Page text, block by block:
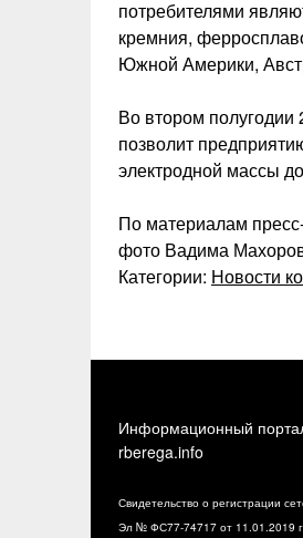
потребителями
кремния,
Южной Америки,
Во втором полугодии
позволит
электродной массы
По материалам
фото Вадима
Категории: Новости
Информационный
rberega.info
Свидетельство о регистрации
Эл № ФС77-74717 от 11.01.2019